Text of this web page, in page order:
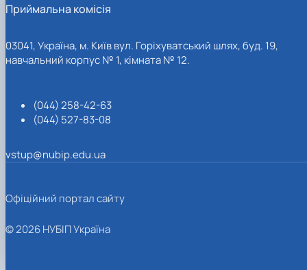
Приймальна комісія
03041, Україна, м. Київ вул. Горіхуватський шлях, буд. 19,
навчальний корпус № 1, кімната № 12.
(044) 258-42-63
(044) 527-83-08
vstup@nubip.edu.ua
Офіційний портал сайту
© 2026 НУБІП Україна